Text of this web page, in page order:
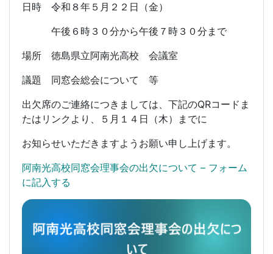
日時 令和８年５月２２日（金）
午後６時３０分から午後７時３０分まで
場所 徳島県立阿南光高校 会議室
議題 同窓会総会について 等
出欠席のご連絡につきましては、下記のQRコードま
たはリンクより、５月１４日（木）までに
お知らせいただきますようお願い申し上げます。
阿南光高校同窓会理事会の出欠について – フォーム​
に記入する